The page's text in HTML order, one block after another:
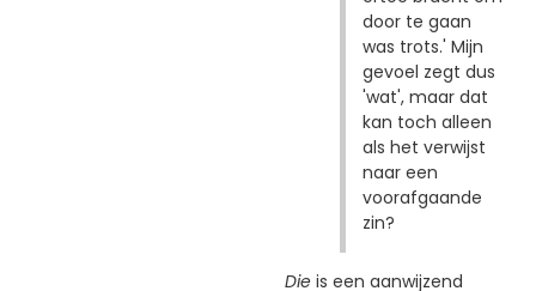
door te gaan
was trots.' Mijn
gevoel zegt dus
'wat', maar dat
kan toch alleen
als het verwijst
naar een
voorafgaande
zin?
Die is een aanwijzend